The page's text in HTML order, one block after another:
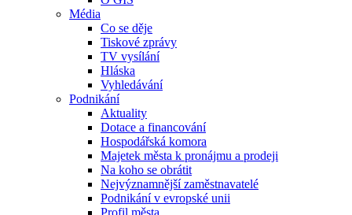
Média
Co se děje
Tiskové zprávy
TV vysílání
Hláska
Vyhledávání
Podnikání
Aktuality
Dotace a financování
Hospodářská komora
Majetek města k pronájmu a prodeji
Na koho se obrátit
Nejvýznamnější zaměstnavatelé
Podnikání v evropské unii